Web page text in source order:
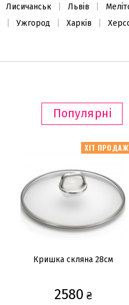
Лисичанськ Львів
Ужгород Харків
Популярні
ХІТ
Кришка скляна 28см
2580 ₴